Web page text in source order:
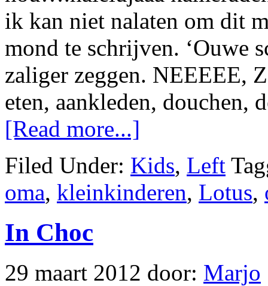
ik kan niet nalaten om dit
mond te schrijven. ‘Ouwe
zaliger zeggen.
eten, aankleden,
[Read more...]
Filed Under: Kids, Left
oma, kleinkinderen, Lotus,
In Choc
29 maart 2012 door: Marjo